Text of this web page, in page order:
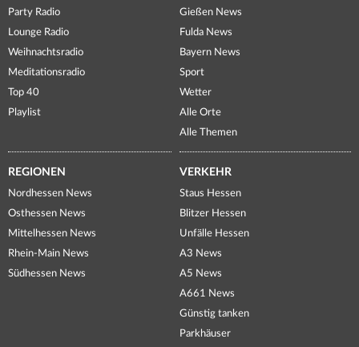
Party Radio
Lounge Radio
Weihnachtsradio
Meditationsradio
Top 40
Playlist
Gießen News
Fulda News
Bayern News
Sport
Wetter
Alle Orte
Alle Themen
REGIONEN
Nordhessen News
Osthessen News
Mittelhessen News
Rhein-Main News
Südhessen News
VERKEHR
Staus Hessen
Blitzer Hessen
Unfälle Hessen
A3 News
A5 News
A661 News
Günstig tanken
Parkhäuser